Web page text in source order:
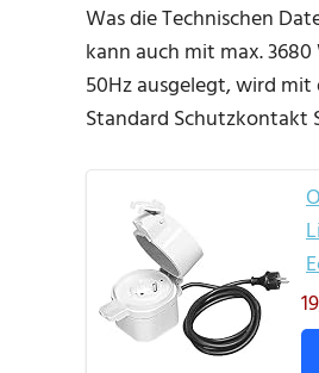
Was die Technischen
kann auch mit max.
50Hz ausgelegt, wird
Standard Schutzkontakt